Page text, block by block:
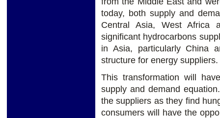
today, both supply and
Central Asia, West Africa
significant hydrocarbons
in Asia, particularly China
structure for energy suppliers.
This transformation will
supply and demand
the suppliers as they find
consumers will have the